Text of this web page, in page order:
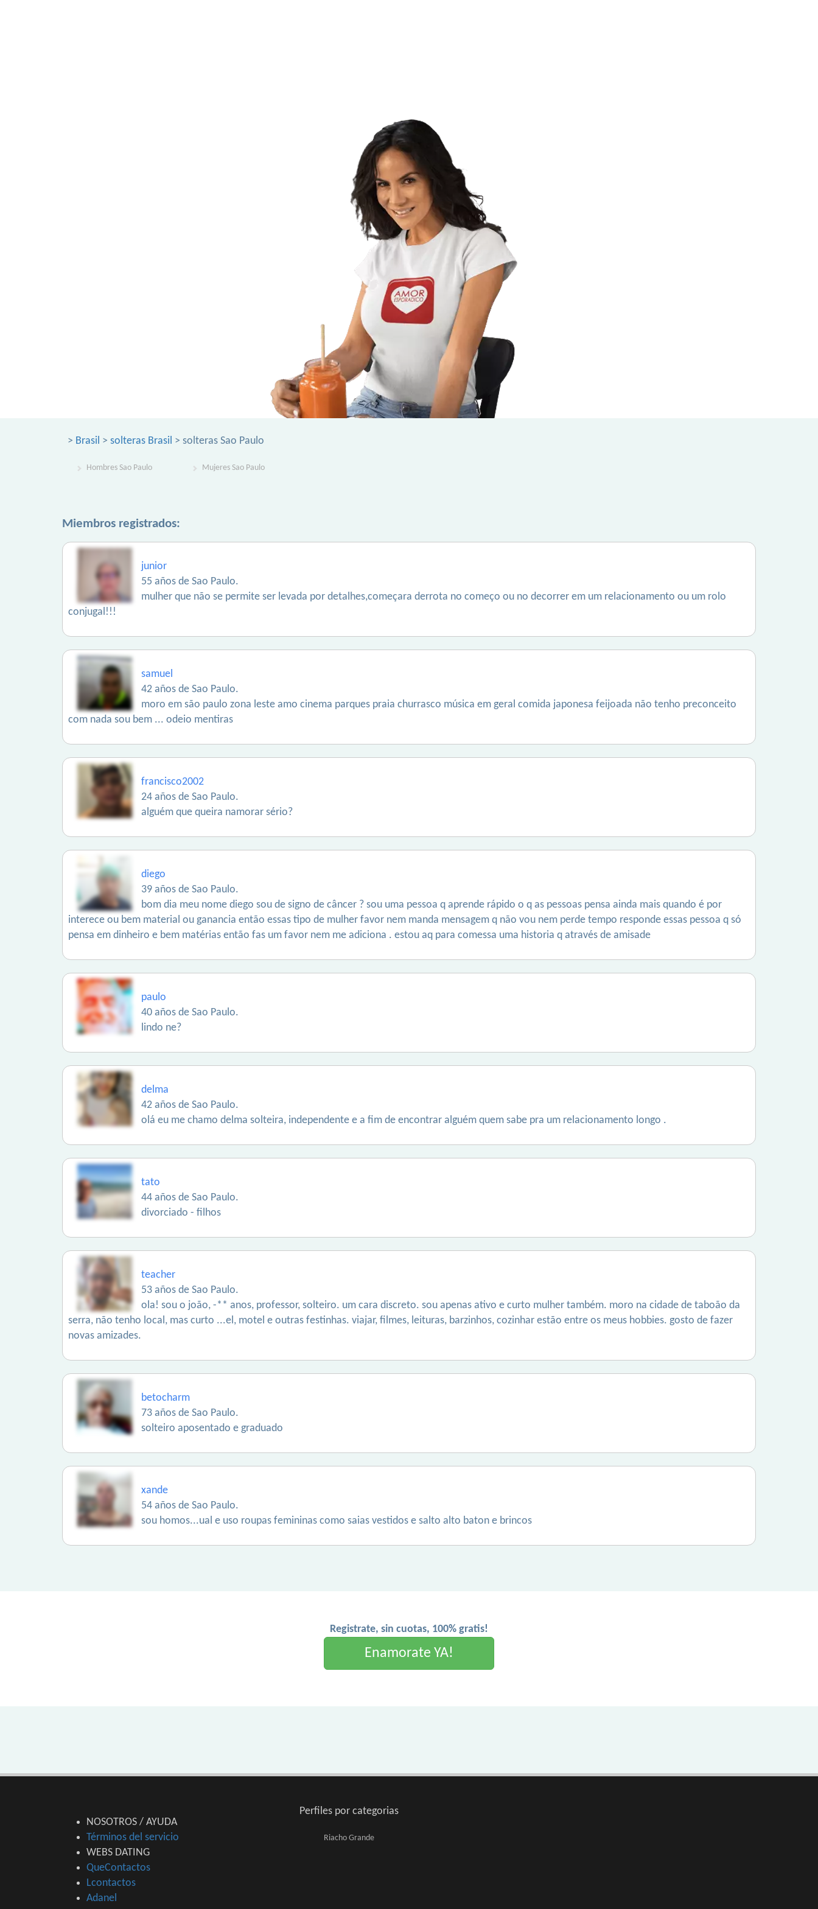
> Brasil > solteras Brasil > solteras Sao Paulo
Hombres Sao Paulo Mujeres Sao Paulo
Miembros registrados:
junior
55 años de Sao Paulo.
mulher que não se permite ser levada por detalhes,começara derrota no começo ou no decorrer em um relacionamento ou um rolo
conjugal!!!
samuel
42 años de Sao Paulo.
moro em são paulo zona leste amo cinema parques praia churrasco música em geral comida japonesa feijoada não tenho preconceito
com nada sou bem ... odeio mentiras
francisco2002
24 años de Sao Paulo.
alguém que queira namorar sério?
diego
39 años de Sao Paulo.
bom dia meu nome diego sou de signo de câncer ? sou uma pessoa q aprende rápido o q as pessoas pensa ainda mais quando é por
interece ou bem material ou ganancia então essas tipo de mulher favor nem manda mensagem q não vou nem perde tempo responde essas pessoa q só
pensa em dinheiro e bem matérias então fas um favor nem me adiciona . estou aq para comessa uma historia q através de amisade
paulo
40 años de Sao Paulo.
lindo ne?
delma
42 años de Sao Paulo.
olá eu me chamo delma solteira, independente e a fim de encontrar alguém quem sabe pra um relacionamento longo .
tato
44 años de Sao Paulo.
divorciado - filhos
teacher
53 años de Sao Paulo.
ola! sou o joão, -** anos, professor, solteiro. um cara discreto. sou apenas ativo e curto mulher também. moro na cidade de taboão da
serra, não tenho local, mas curto ...el, motel e outras festinhas. viajar, filmes, leituras, barzinhos, cozinhar estão entre os meus hobbies. gosto de fazer
novas amizades.
betocharm
73 años de Sao Paulo.
solteiro aposentado e graduado
xande
54 años de Sao Paulo.
sou homos...ual e uso roupas femininas como saias vestidos e salto alto baton e brincos
Registrate, sin cuotas, 100% gratis!
Enamorate YA!
NOSOTROS / AYUDA
Términos del servicio
WEBS DATING
QueContactos
Lcontactos
Adanel
Perfiles por categorias
Riacho Grande